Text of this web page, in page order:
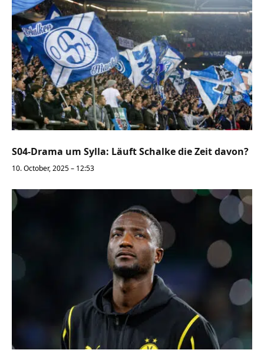
S04-Drama um Sylla: Läuft Schalke die Zeit davon?
10. October, 2025 – 12:53